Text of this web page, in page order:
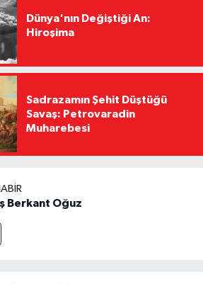
Dünya'nın Değiştiği An:
Hiroşima
Sadrazamın Şehit Düştüğü
Savaş: Petrovaradin
Muharebesi
Berkant Oğuz